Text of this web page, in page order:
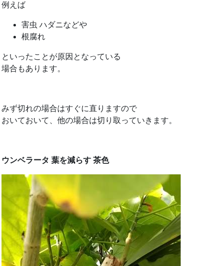
例えば
害虫 ハダニなどや
根腐れ
といったことが原因となっている
場合もあります。
みず切れの場合はすぐに直りますので
おいておいて、他の場合は切り取っていきます。
ウンベラータ 葉を減らす 茶色